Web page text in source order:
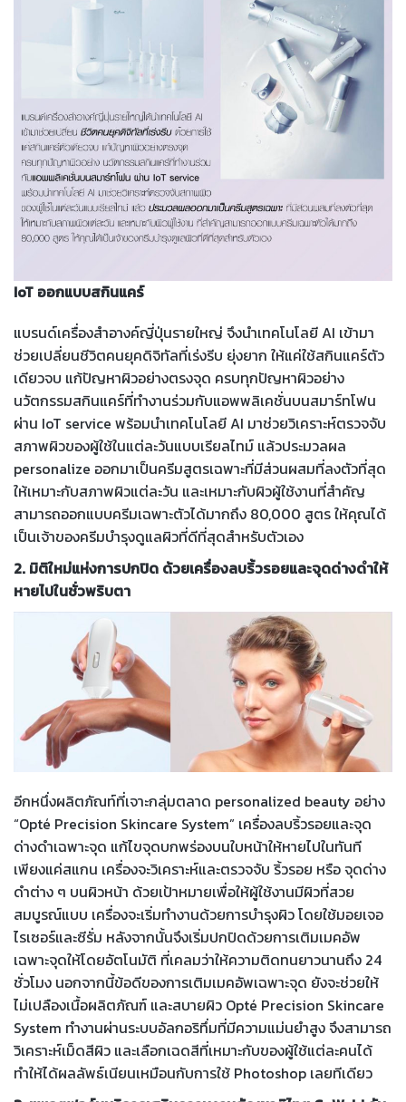
IoT ออกแบบสกินแคร์
แบรนด์เครื่องสำอางค์ญี่ปุ่นรายใหญ่ จึงนำเทคโนโลยี AI เข้ามา
ช่วยเปลี่ยนชีวิตคนยุคดิจิทัลที่เร่งรีบ ยุ่งยาก ให้แค่ใช้สกินแคร์ตัว
เดียวจบ แก้ปัญหาผิวอย่างตรงจุด ครบทุกปัญหาผิวอย่าง
นวัตกรรมสกินแคร์ที่ทำงานร่วมกับแอพพลิเคชั่นบนสมาร์ทโฟน
ผ่าน IoT service พร้อมนำเทคโนโลยี AI มาช่วยวิเคราะห์ตรวจจับ
สภาพผิวของผู้ใช้ในแต่ละวันแบบเรียลไทม์ แล้วประมวลผล
personalize ออกมาเป็นครีมสูตรเฉพาะที่มีส่วนผสมที่ลงตัวที่สุด
ให้เหมาะกับสภาพผิวแต่ละวัน และเหมาะกับผิวผู้ใช้งานที่สำคัญ
สามารถออกแบบครีมเฉพาะตัวได้มากถึง 80,000 สูตร ให้คุณได้
เป็นเจ้าของครีมบำรุงดูแลผิวที่ดีที่สุดสำหรับตัวเอง
2. มิติใหม่แห่งการปกปิด ด้วยเครื่องลบริ้วรอยและจุดด่างดำให้
หายไปในชั่วพริบตา
อีกหนึ่งผลิตภัณท์ที่เจาะกลุ่มตลาด personalized beauty อย่าง
“Opté Precision Skincare System” เครื่องลบริ้วรอยและจุด
ด่างดำเฉพาะจุด แก้ไขจุดบกพร่องบนใบหน้าให้หายไปในทันที
เพียงแค่สแกน เครื่องจะวิเคราะห์และตรวจจับ ริ้วรอย หรือ จุดด่าง
ดำต่าง ๆ บนผิวหน้า ด้วยเป้าหมายเพื่อให้ผู้ใช้งานมีผิวที่สวย
สมบูรณ์แบบ เครื่องจะเริ่มทำงานด้วยการบำรุงผิว โดยใช้มอยเจอ
ไรเซอร์และซีรั่ม หลังจากนั้นจึงเริ่มปกปิดด้วยการเติมเมคอัพ
เฉพาะจุดให้โดยอัตโนมัติ ที่เคลมว่าให้ความติดทนยาวนานถึง 24
ชั่วโมง นอกจากนี้ข้อดีของการเติมเมคอัพเฉพาะจุด ยังจะช่วยให้
ไม่เปลืองเนื้อผลิตภัณฑ์ และสบายผิว Opté Precision Skincare
System ทำงานผ่านระบบอัลกอริทึ่มที่มีความแม่นยำสูง จึงสามารถ
วิเคราะห์เม็ดสีผิว และเลือกเฉดสีที่เหมาะกับของผู้ใช้แต่ละคนได้
ทำให้ได้ผลลัพธ์เนียนเหมือนกับการใช้ Photoshop เลยทีเดียว